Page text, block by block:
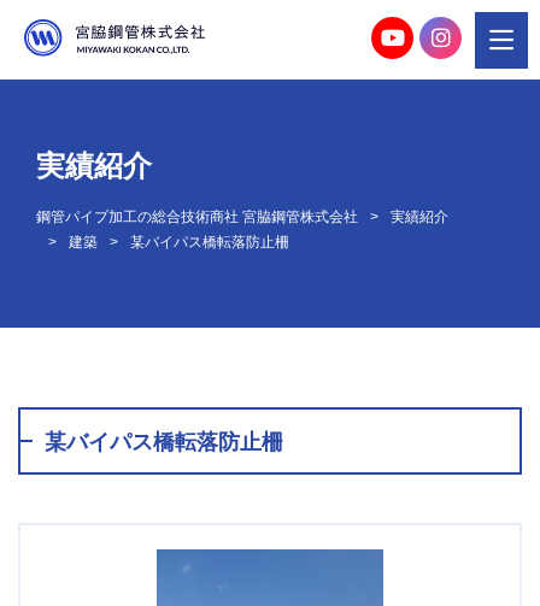
実績紹介
鋼管パイプ加工の総合技術商社 宮脇鋼管株式会社
実績紹介
建築
某バイパス橋転落防止柵
某バイパス橋転落防止柵